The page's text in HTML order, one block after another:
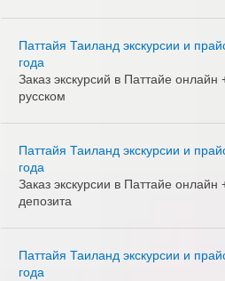
Паттайя Таиланд экскурсии и
года
Заказ экскурсий в Паттайе
русском
Паттайя Таиланд экскурсии и
года
Заказ экскурсии в Паттайе
депозита
Паттайя Таиланд экскурсии и
года